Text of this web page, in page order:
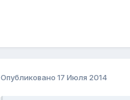
Опубликовано 17 Июля 2014